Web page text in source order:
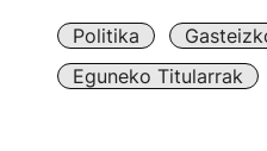
Politika
Eguneko Titularrak